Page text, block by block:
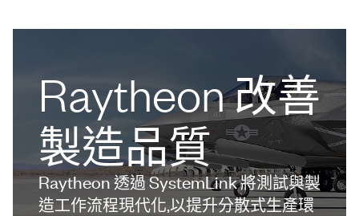
Raytheon 改善
製造品質
Raytheon 透過 SystemLink 將測試與製
造工作流程現代化,以提升分散式生產環